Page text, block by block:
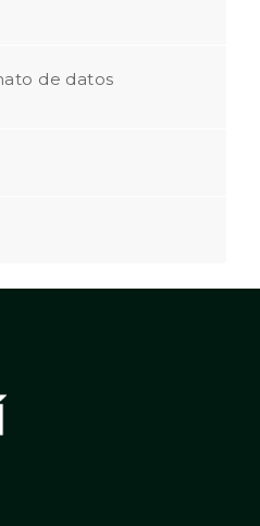
de datos